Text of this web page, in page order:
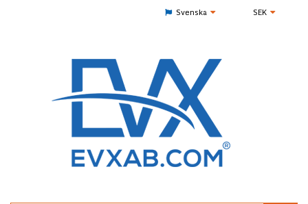
SEK
Svenska